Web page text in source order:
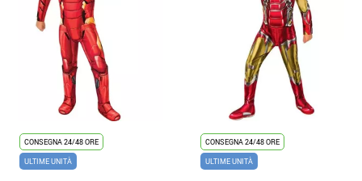
CONSEGNA 24/48 ORE
ULTIME UNITÀ
CONSEGNA 24/48 ORE
ULTIME UNITÀ